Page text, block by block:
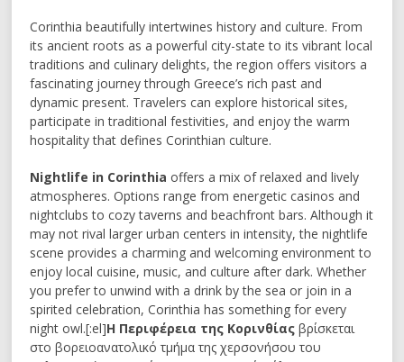
Corinthia beautifully intertwines history and culture. From
its ancient roots as a powerful city-state to its vibrant local
traditions and culinary delights, the region offers visitors a
fascinating journey through Greece’s rich past and
dynamic present. Travelers can explore historical sites,
participate in traditional festivities, and enjoy the warm
hospitality that defines Corinthian culture.
Nightlife in Corinthia offers a mix of relaxed and lively
atmospheres. Options range from energetic casinos and
nightclubs to cozy taverns and beachfront bars. Although it
may not rival larger urban centers in intensity, the nightlife
scene provides a charming and welcoming environment to
enjoy local cuisine, music, and culture after dark. Whether
you prefer to unwind with a drink by the sea or join in a
spirited celebration, Corinthia has something for every
night owl.[:el]Η Περιφέρεια της Κορινθίας βρίσκεται
στο βορειοανατολικό τμήμα της χερσονήσου του